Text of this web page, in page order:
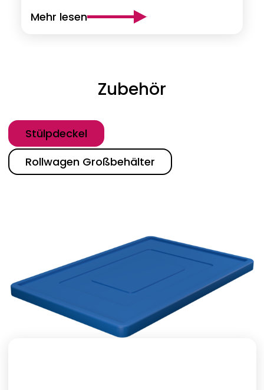
Mehr lesen
Zubehör
Kategorie
Stülpdeckel
Rollwagen Großbehälter